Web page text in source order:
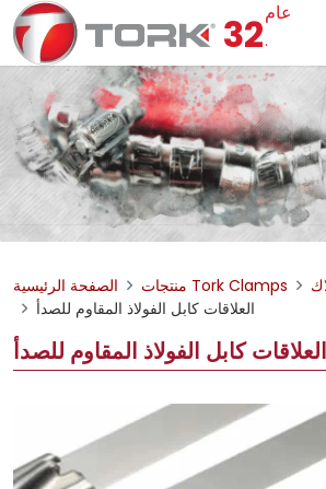
32.
عام
الصفحة الرئيسية منتجات Tork Clamps
العلاقات كابل الفولاذ المقاوم للصدأ
العلاقات كابل الفولاذ المقاوم للصدأ